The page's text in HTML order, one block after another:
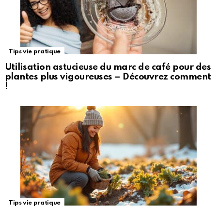
Tips vie pratique
Utilisation astucieuse du marc de café pour des
plantes plus vigoureuses – Découvrez comment
!
Tips vie pratique